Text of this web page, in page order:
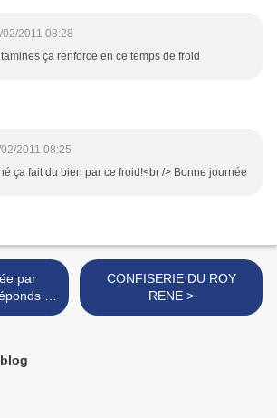
02/2011 08:28
ça renforce en ce temps de froid
2011 08:25
ça fait du bien par ce froid!<br /> Bonne journée
à
CONFISERIE DU ROY
RENE >